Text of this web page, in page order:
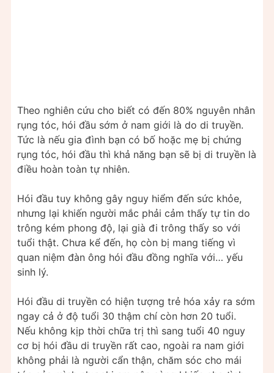
Theo nghiên cứu cho biết có đến 80% nguyên nhân
rụng tóc, hói đầu sớm ở nam giới là do di truyền.
Tức là nếu gia đình bạn có bố hoặc mẹ bị chứng
rụng tóc, hói đầu thì khả năng bạn sẽ bị di truyền là
điều hoàn toàn tự nhiên.
Hói đầu tuy không gây nguy hiểm đến sức khỏe,
nhưng lại khiến người mắc phải cảm thấy tự tin do
trông kém phong độ, lại già đi trông thấy so với
tuổi thật. Chưa kể đến, họ còn bị mang tiếng vì
quan niệm đàn ông hói đầu đồng nghĩa với… yếu
sinh lý.
Hói đầu di truyền có hiện tượng trẻ hóa xảy ra sớm
ngay cả ở độ tuổi 30 thậm chí còn hơn 20 tuổi.
Nếu không kịp thời chữa trị thì sang tuổi 40 nguy
cơ bị hói đầu di truyền rất cao, ngoài ra nam giới
không phải là người cẩn thận, chăm sóc cho mái